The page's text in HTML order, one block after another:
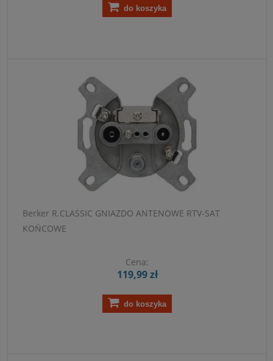
do koszyka
Berker R.CLASSIC GNIAZDO ANTENOWE RTV-SAT
KOŃCOWE
Cena:
119,99 zł
do koszyka